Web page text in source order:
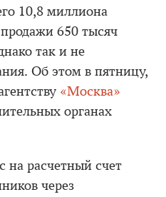
10,8 миллиона
650 тысяч
так и не
Об этом в пятницу,
«Москва»
органах
на расчетный счет
через